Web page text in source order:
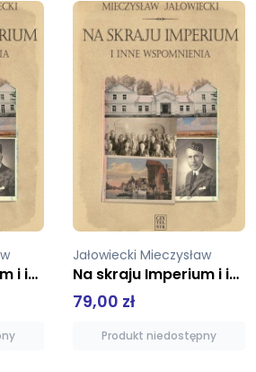
Na skraju Imperium i inne wspomnienia
Jałowiecki Mieczysław
Na skraju Imperium i inne wspomnienia
79,00 zł
Produkt niedostępny